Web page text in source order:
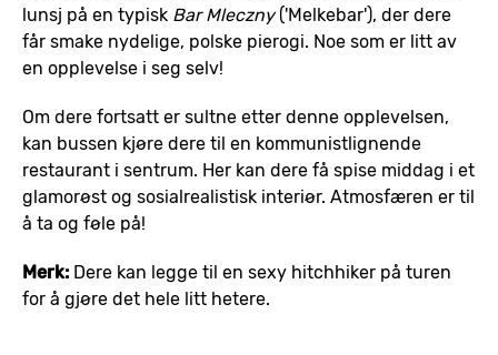
lunsj på en typisk Bar Mleczny('Melkebar'), der dere
får smake nydelige, polske pierogi. Noe som er litt av
en opplevelse i seg selv!
Om dere fortsatt er sultne etter denne opplevelsen,
kan bussen kjøre dere til en kommunistlignende
restaurant i sentrum. Her kan dere få spise middag i et
glamorøst og sosialrealistisk interiør. Atmosfæren er til
å ta og føle på!
Merk: Dere kan legge til en sexy hitchhiker på turen
for å gjøre det hele litt hetere.